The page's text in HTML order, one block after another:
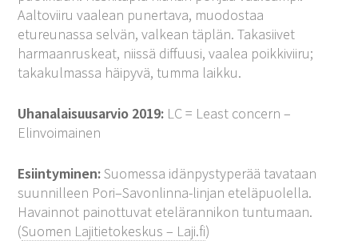
Aaltoviiru vaalean punertava, muodostaa
etureunassa selvän, valkean täplän. Takasiivet
harmaanruskeat, niissä diffuusi, vaalea poikkiviiru;
takakulmassa häipyvä, tumma laikku.
Uhanalaisuusarvio 2019: LC = Least concern –
Elinvoimainen
Esiintyminen:Suomessa idänpystyperää tavataan
suunnilleen Pori–Savonlinna-linjan eteläpuolella.
Havainnot painottuvat etelärannikon tuntumaan.
(Suomen Lajitietokeskus – Laji.fi)